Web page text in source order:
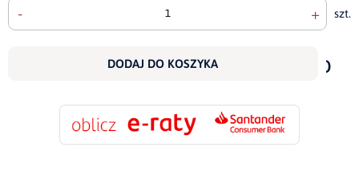
- + szt.
DODAJ DO KOSZYKA
do